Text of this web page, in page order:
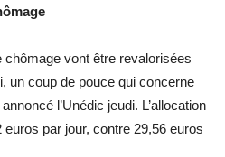
chômage vont être revalorisées
un coup de pouce qui concerne
l’Unédic jeudi. L’allocation
par jour, contre 29,56 euros